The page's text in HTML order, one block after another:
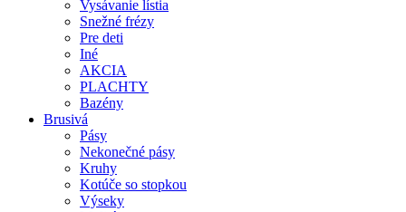
Vysávanie lístia
Snežné frézy
Pre deti
Iné
AKCIA
PLACHTY
Bazény
Brusivá
Pásy
Nekonečné pásy
Kruhy
Kotúče so stopkou
Výseky